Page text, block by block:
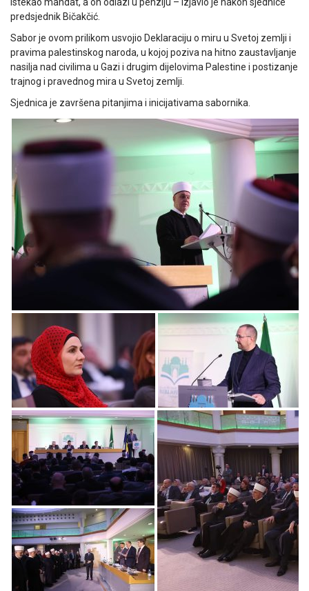
predsjednik Bičakčić.
Sabor je ovom prilikom usvojio Deklaraciju o miru u Svetoj zemlji i
pravima palestinskog naroda, u kojoj poziva na hitno zaustavljanje
nasilja nad civilima u Gazi i drugim dijelovima Palestine i postizanje
trajnog i pravednog mira u Svetoj zemlji.
Sjednica je završena pitanjima i inicijativama sabornika.